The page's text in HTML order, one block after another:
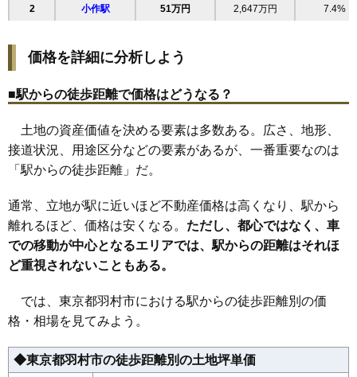
2 小作駅 51万円 2,647万円 7.4%
価格を詳細に分析しよう
■駅からの徒歩距離で価格はどうなる？
土地の資産価値を決める要素は多数ある。広さ、地形、
接道状況、用途区分などの要素があるが、一番重要なのは
「駅からの徒歩距離」だ。
通常、立地が駅に近いほど不動産価格は高くなり、駅から
離れるほど、価格は安くなる。 ただし、都心ではなく、車
での移動が中心となるエリアでは、駅からの距離はそれほ
ど重視されないこともある。
では、東京都羽村市における駅からの徒歩距離別の価
格・相場を見てみよう。
◆東京都羽村市の徒歩距離別の土地坪単価